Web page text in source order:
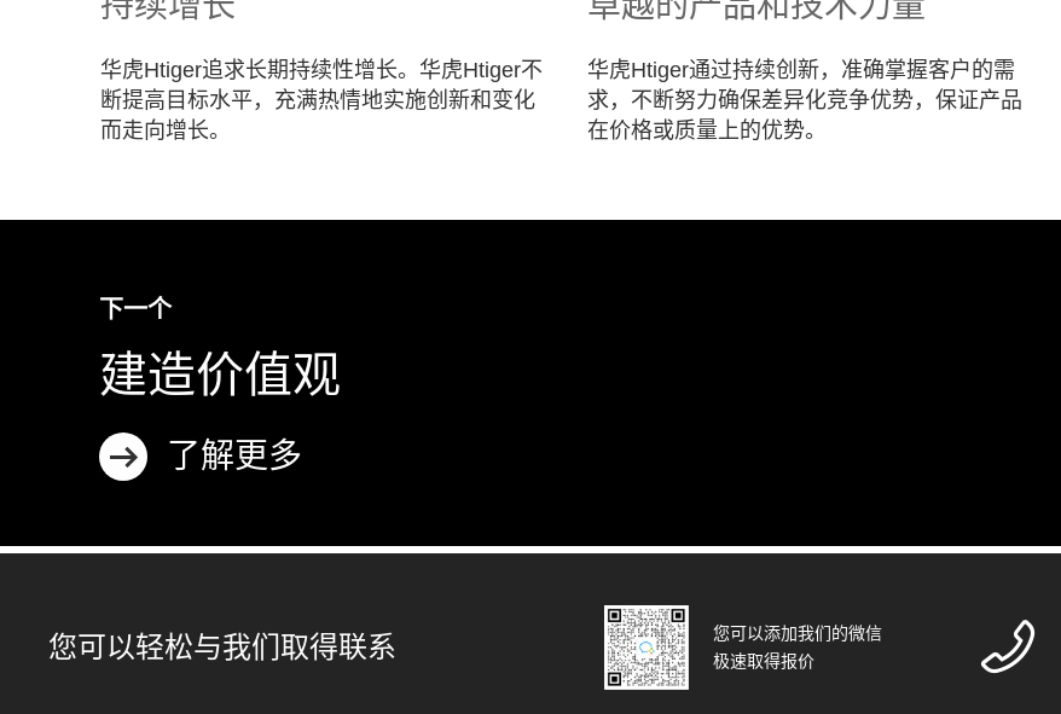
华虎Htiger追求长期持续性增长。华虎Htiger不
断提高目标水平，充满热情地实施创新和变化
而走向增长。
华虎Htiger通过持续创新，准确掌握客户的需
求，不断努力确保差异化竞争优势，保证产品
在价格或质量上的优势。
下一个
建造价值观
了解更多
您可以轻松与我们取得联系
您可以添加我们的微信
极速取得报价